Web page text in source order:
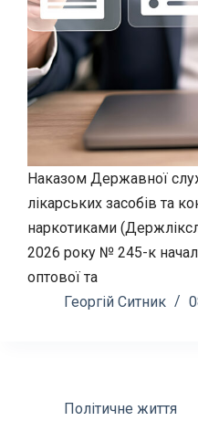
Наказом Державної
лікарських засобів та
наркотиками
2026 року № 245-к
оптової та
Георгій Ситник
Політичне життя